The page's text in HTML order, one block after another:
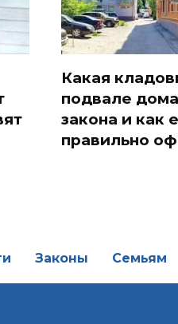
Какая
подвале
закона и как
правильно
Законы Семьям